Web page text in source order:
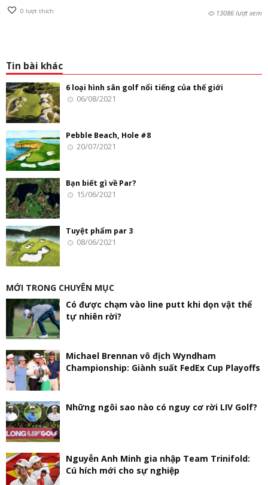
0 lượt thích 13086 lượt xem
Tin bài khác
6 loại hình sân golf nổi tiếng của thế giới
06/08/2021
Pebble Beach, Hole #8
20/07/2021
Bạn biết gì về Par?
15/06/2021
Tuyệt phẩm par 3
08/06/2021
MỚI TRONG CHUYÊN MỤC
Có được chạm vào line putt khi dọn vật thể
tự nhiên rời?
Michael Brennan vô địch Wyndham
Championship: Giành suất FedEx Cup Playoffs
Những ngôi sao nào có nguy cơ rời LIV Golf?
Nguyễn Anh Minh gia nhập Team Trinifold:
Cú hích mới cho sự nghiệp